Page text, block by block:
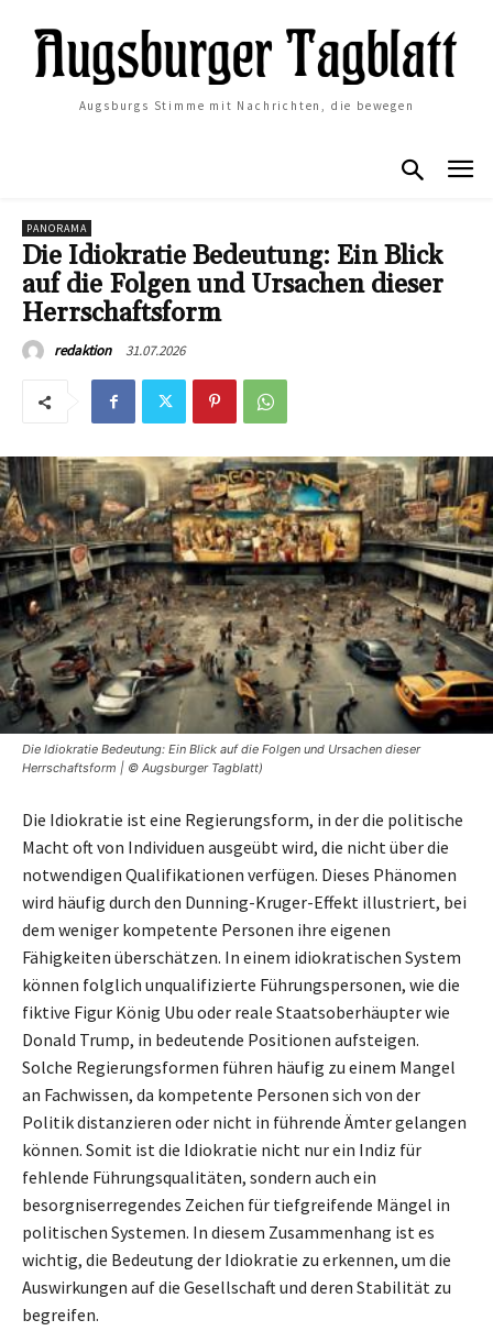
Augsburgs Stimme mit Nachrichten, die bewegen
PANORAMA
Die Idiokratie Bedeutung: Ein Blick
auf die Folgen und Ursachen dieser
Herrschaftsform
redaktion 31.07.2026
Die Idiokratie Bedeutung: Ein Blick auf die Folgen und Ursachen dieser
Herrschaftsform | © Augsburger Tagblatt)
Die Idiokratie ist eine Regierungsform, in der die politische
Macht oft von Individuen ausgeübt wird, die nicht über die
notwendigen Qualifikationen verfügen. Dieses Phänomen
wird häufig durch den Dunning-Kruger-Effekt illustriert, bei
dem weniger kompetente Personen ihre eigenen
Fähigkeiten überschätzen. In einem idiokratischen System
können folglich unqualifizierte Führungspersonen, wie die
fiktive Figur König Ubu oder reale Staatsoberhäupter wie
Donald Trump, in bedeutende Positionen aufsteigen.
Solche Regierungsformen führen häufig zu einem Mangel
an Fachwissen, da kompetente Personen sich von der
Politik distanzieren oder nicht in führende Ämter gelangen
können. Somit ist die Idiokratie nicht nur ein Indiz für
fehlende Führungsqualitäten, sondern auch ein
besorgniserregendes Zeichen für tiefgreifende Mängel in
politischen Systemen. In diesem Zusammenhang ist es
wichtig, die Bedeutung der Idiokratie zu erkennen, um die
Auswirkungen auf die Gesellschaft und deren Stabilität zu
begreifen.